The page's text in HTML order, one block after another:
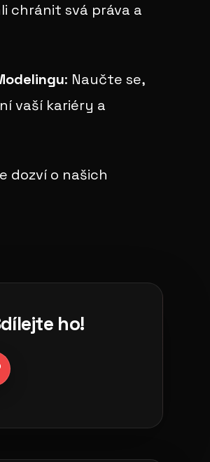
chránit svá práva a
: Naučte se,
vaší kariéry a
dozví o našich
ho!